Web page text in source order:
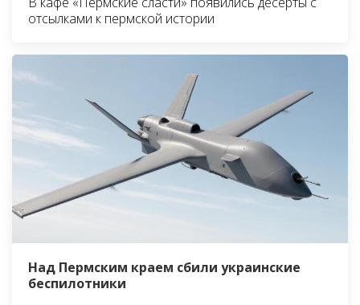
отсылками к пермской истории
Над Пермским краем сбили украинские
беспилотники